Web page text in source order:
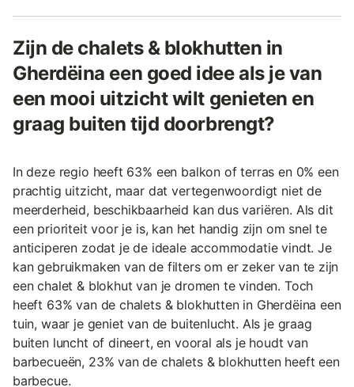
Zijn de chalets & blokhutten in
Gherdëina een goed idee als je van
een mooi uitzicht wilt genieten en
graag buiten tijd doorbrengt?
In deze regio heeft 63% een balkon of terras en 0% een
prachtig uitzicht, maar dat vertegenwoordigt niet de
meerderheid, beschikbaarheid kan dus variëren. Als dit
een prioriteit voor je is, kan het handig zijn om snel te
anticiperen zodat je de ideale accommodatie vindt. Je
kan gebruikmaken van de filters om er zeker van te zijn
een chalet & blokhut van je dromen te vinden. Toch
heeft 63% van de chalets & blokhutten in Gherdëina een
tuin, waar je geniet van de buitenlucht. Als je graag
buiten luncht of dineert, en vooral als je houdt van
barbecueën, 23% van de chalets & blokhutten heeft een
barbecue.